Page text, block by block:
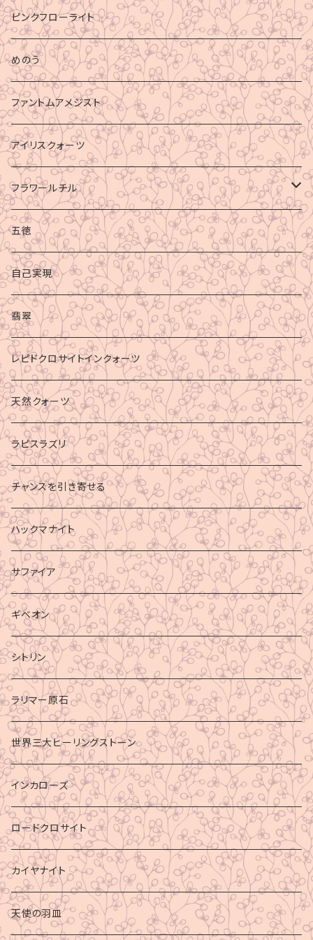
ピンクフローライト
めのう
ファントムアメジスト
アイリスクォーツ
フラワールチル
心身の癒し
グラウディング
マイナスエネルギーからの防御
ビジネス成功
財運
五徳
自己実現
翡翠
レピドクロサイトインクォーツ
天然クォーツ
ラピスラズリ
チャンスを引き寄せる
ハックマナイト
サファイア
ギベオン
シトリン
ラリマー原石
世界三大ヒーリングストーン
インカローズ
ロードクロサイト
カイヤナイト
天使の羽皿